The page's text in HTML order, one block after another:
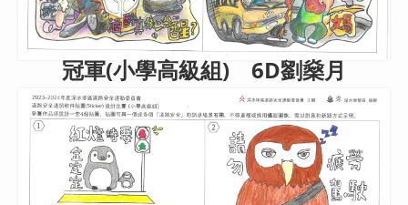
冠軍(小學高級組) 6D劉燊月